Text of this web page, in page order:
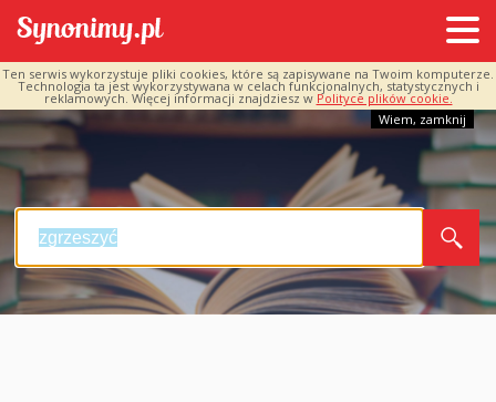
Ten serwis wykorzystuje pliki cookies, które są zapisywane na Twoim komputerze.
Technologia ta jest wykorzystywana w celach funkcjonalnych, statystycznych i
reklamowych. Więcej informacji znajdziesz w Polityce plików cookie.
Wiem, zamknij